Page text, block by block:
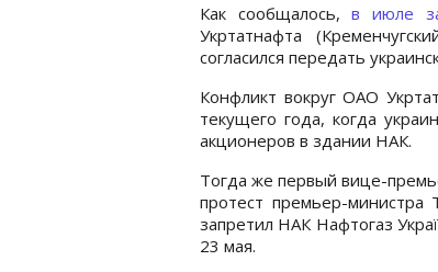
Как сообщалось,в июле
Укртатнафта
согласился передать
Конфликт вокруг ОАО
текущего года, когда
акционеров в здании НАК.
Тогда же первый вице-
протест премьер-министра
запретил НАК Нафтогаз
23 мая.